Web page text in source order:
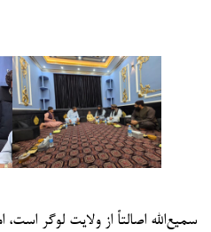
سمیع‌الله اصالتاً از ولایت لوگر